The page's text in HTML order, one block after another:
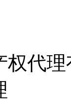
权代